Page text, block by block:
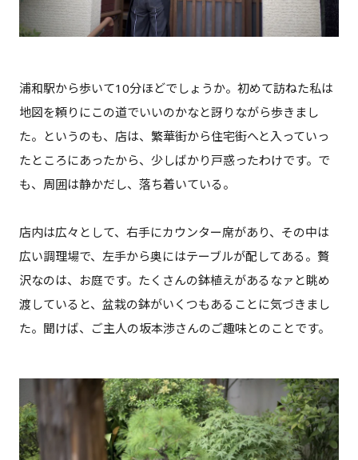
浦和駅から歩いて10分ほどでしょうか。初めて訪ねた私は
地図を頼りにこの道でいいのかなと訝りながら歩きまし
た。というのも、店は、繁華街から住宅街へと入っていっ
たところにあったから、少しばかり戸惑ったわけです。で
も、周囲は静かだし、落ち着いている。
店内は広々として、右手にカウンター席があり、その中は
広い調理場で、左手から奥にはテーブルが配してある。贅
沢なのは、お庭です。たくさんの鉢植えがあるなァと眺め
渡していると、盆栽の鉢がいくつもあることに気づきまし
た。聞けば、ご主人の坂本渉さんのご趣味とのことです。